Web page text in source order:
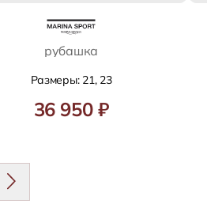
рубашка
Размеры: 21, 23
36 950 ₽